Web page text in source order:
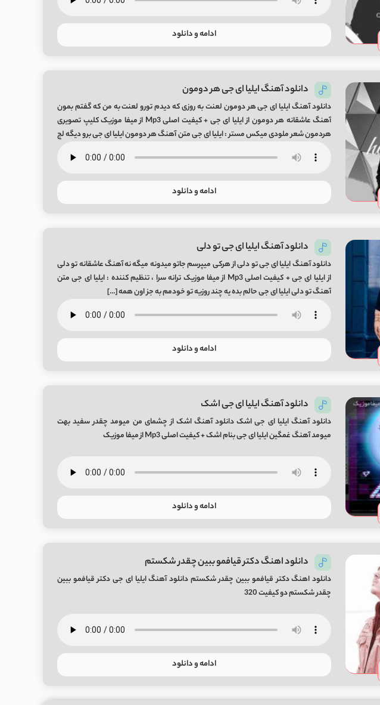
ادامه و دانلود
دانلود آهنگ ایلیا ای جی هر دومون
دانلود آهنگ ایلیا ای جی هر دومون لعنت به روزی که دیدم تورو لعنت به من که گفتم بمون
آهنگ عاشقانه هر دومون از ایلیا ای جی + کیفیت اصلی Mp3 از میفا موزیک کلیپ تصویری
هردمون شعر ملودی میکس مستر : ایلیا ای جی متن آهنگ هر دومون ایلیا ای جی برو دیگه لج
ادامه و دانلود
دانلود آهنگ ایلیا ای جی تو دلی
دانلود آهنگ ایلیا ای جی تو دلی از هرکی میپرسم جاتو میدونه میگه نه آهنگ عاشقانه تو دلی
از ایلیا ای جی + کیفیت اصلی Mp3 از میفا موزیک ترانه سرا ، تنظیم کننده : ایلیا ای جی متن
آهنگ تو دلی ایلیا ای جی حالم بده یه چند روزیه تو خودمم به جز اون همه […]
ادامه و دانلود
دانلود آهنگ ایلیا ای جی اشک
دانلود آهنگ ایلیا ای جی اشک دانلود آهنگ اشک از چشمای من میومد چقدر سفید بهت
میومد آهنگ غمگین ایلیا ای جی بنام اشک + کیفیت اصلی Mp3 از میفا موزیک
ادامه و دانلود
دانلود اهنگ دکتر قیافمو ببین چقدر شکستم
دانلود اهنگ دکتر قیافمو ببین چقدر شکستم دانلود آهنگ ایلیا ای جی دکتر قیافمو ببین
چقدر شکستم دو کیفیت 320
ادامه و دانلود